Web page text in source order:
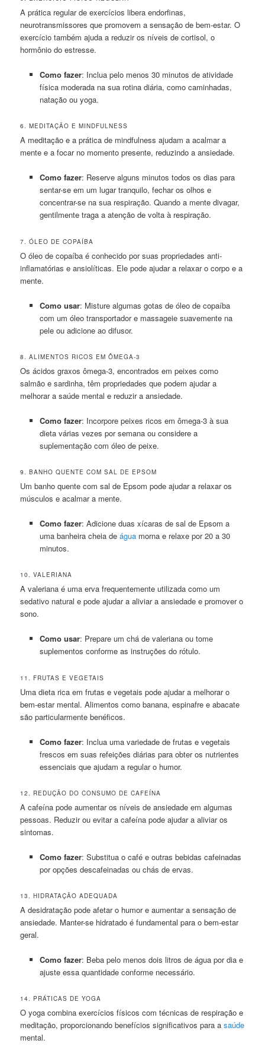
A prática regular de exercícios libera endorfinas,
neurotransmissores que promovem a sensação de bem-estar. O
exercício também ajuda a reduzir os níveis de cortisol, o
hormônio do estresse.
Como fazer: Inclua pelo menos 30 minutos de atividade
física moderada na sua rotina diária, como caminhadas,
natação ou yoga.
6. MEDITAÇÃO E MINDFULNESS
A meditação e a prática de mindfulness ajudam a acalmar a
mente e a focar no momento presente, reduzindo a ansiedade.
Como fazer: Reserve alguns minutos todos os dias para
sentar-se em um lugar tranquilo, fechar os olhos e
concentrar-se na sua respiração. Quando a mente divagar,
gentilmente traga a atenção de volta à respiração.
7. ÓLEO DE COPAÍBA
O óleo de copaíba é conhecido por suas propriedades anti-
inflamatórias e ansiolíticas. Ele pode ajudar a relaxar o corpo e a
mente.
Como usar: Misture algumas gotas de óleo de copaíba
com um óleo transportador e massageie suavemente na
pele ou adicione ao difusor.
8. ALIMENTOS RICOS EM ÔMEGA-3
Os ácidos graxos ômega-3, encontrados em peixes como
salmão e sardinha, têm propriedades que podem ajudar a
melhorar a saúde mental e reduzir a ansiedade.
Como fazer: Incorpore peixes ricos em ômega-3 à sua
dieta várias vezes por semana ou considere a
suplementação com óleo de peixe.
9. BANHO QUENTE COM SAL DE EPSOM
Um banho quente com sal de Epsom pode ajudar a relaxar os
músculos e acalmar a mente.
Como fazer: Adicione duas xícaras de sal de Epsom a
uma banheira cheia de águamorna e relaxe por 20 a 30
minutos.
10. VALERIANA
A valeriana é uma erva frequentemente utilizada como um
sedativo natural e pode ajudar a aliviar a ansiedade e promover o
sono.
Como usar: Prepare um chá de valeriana ou tome
suplementos conforme as instruções do rótulo.
11. FRUTAS E VEGETAIS
Uma dieta rica em frutas e vegetais pode ajudar a melhorar o
bem-estar mental. Alimentos como banana, espinafre e abacate
são particularmente benéficos.
Como fazer: Inclua uma variedade de frutas e vegetais
frescos em suas refeições diárias para obter os nutrientes
essenciais que ajudam a regular o humor.
12. REDUÇÃO DO CONSUMO DE CAFEÍNA
A cafeína pode aumentar os níveis de ansiedade em algumas
pessoas. Reduzir ou evitar a cafeína pode ajudar a aliviar os
sintomas.
Como fazer: Substitua o café e outras bebidas cafeinadas
por opções descafeinadas ou chás de ervas.
13. HIDRATAÇÃO ADEQUADA
A desidratação pode afetar o humor e aumentar a sensação de
ansiedade. Manter-se hidratado é fundamental para o bem-estar
geral.
Como fazer: Beba pelo menos dois litros de água por dia e
ajuste essa quantidade conforme necessário.
14. PRÁTICAS DE YOGA
O yoga combina exercícios físicos com técnicas de respiração e
meditação, proporcionando benefícios significativos para asaúde
mental.